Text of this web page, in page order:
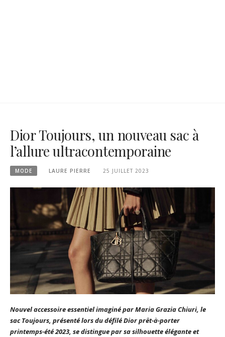
Dior Toujours, un nouveau sac à
l’allure ultracontemporaine
MODE LAURE PIERRE 25 JUILLET 2023
Nouvel accessoire essentiel imaginé par Maria Grazia Chiuri, le
sac Toujours, présenté lors du défilé Dior prêt-à-porter
printemps-été 2023, se distingue par sa silhouette élégante et